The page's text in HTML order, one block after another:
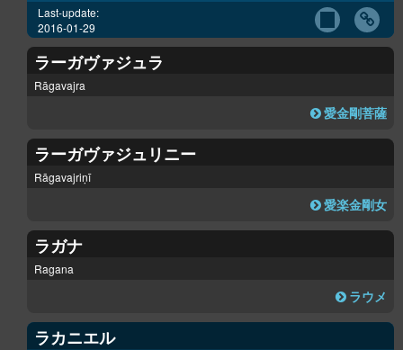
Last-update:
2016-01-29
ラーガヴァジュラ
Rāgavajra
愛金剛菩薩
ラーガヴァジュリニー
Rāgavajriṇī
愛楽金剛女
ラガナ
Ragana
ラウメ
ラカニエル